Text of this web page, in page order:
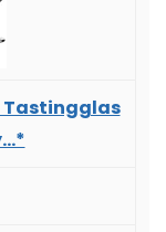
Tastingglas